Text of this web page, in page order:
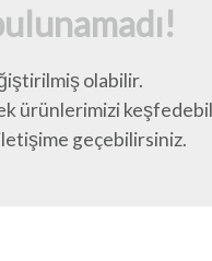
olabilir.
ürünlerimizi
geçebilirsiniz.